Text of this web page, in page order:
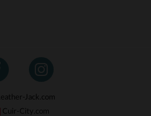
Jack.com
Cuir-City.com